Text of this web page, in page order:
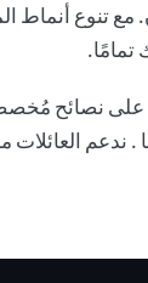
مع تنوع أنماط
نصائح
. ندعم العائلات